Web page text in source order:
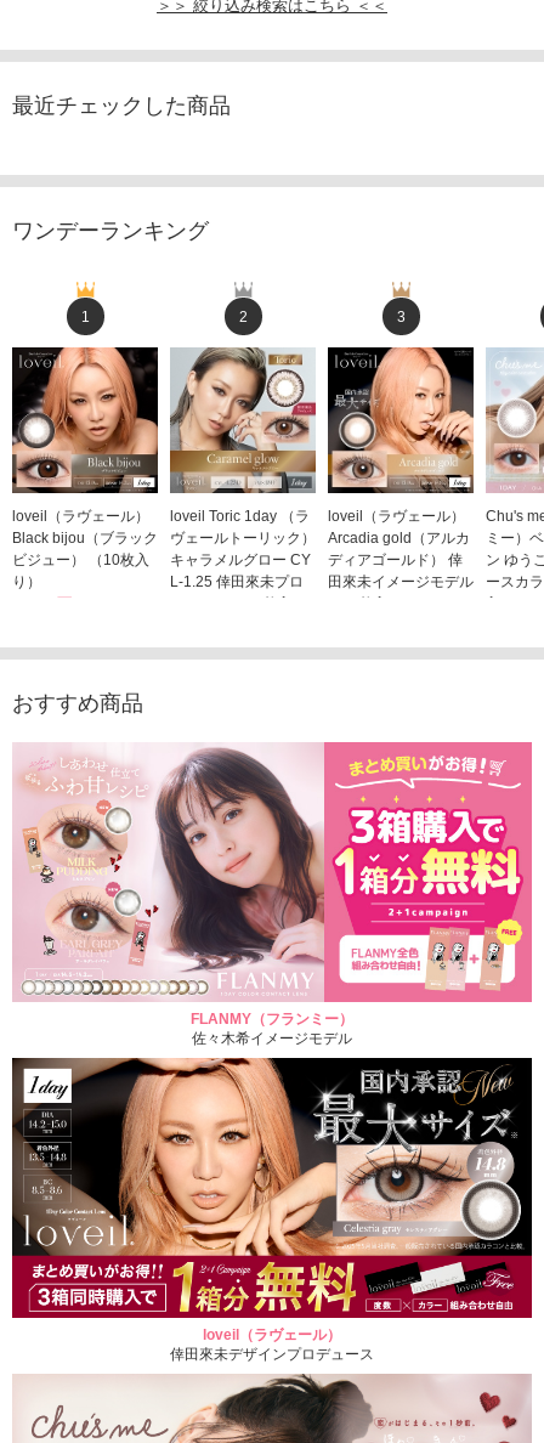
＞＞ 絞り込み検索はこちら ＜＜
最近チェックした商品
ワンデーランキング
1
loveil（ラヴェール）
Black bijou（ブラック
ビジュー） （10枚入
り）
2
loveil Toric 1day （ラ
ヴェールトーリック）
キャラメルグロー CY
L-1.25 倖田來未プロ
1,760円(税込)
3
loveil（ラヴェール）
Arcadia gold（アルカ
ディアゴールド） 倖
田來未イメージモデル
Chu's
ミー）
ン ゆう
ースカ
おすすめ商品
FLANMY（フランミー）
佐々木希イメージモデル
loveil（ラヴェール）
倖田來未デザインプロデュース